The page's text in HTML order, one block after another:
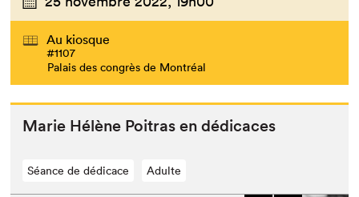
Au kiosque
#1107
Palais des congrès de Montréal
Marie Hélène Poitras en dédicaces
Séance de dédicace Adulte